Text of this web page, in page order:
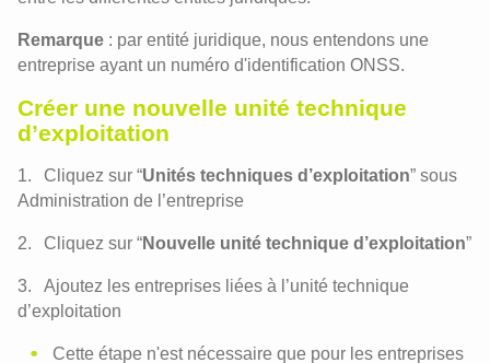
Remarque : par entité juridique, nous entendons une
entreprise ayant un numéro d'identification ONSS.
Créer une nouvelle unité technique
d’exploitation
Cliquez sur “Unités techniques d’exploitation” sous
Administration de l’entreprise
Cliquez sur “Nouvelle unité technique d’exploitation”
Ajoutez les entreprises liées à l’unité technique
d’exploitation
Cette étape n'est nécessaire que pour les entreprises